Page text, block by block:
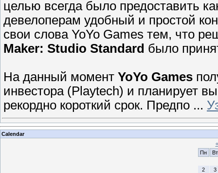
целью всегда было предоставить
девелоперам удобный и простой
свои слова YoYo Games тем, что
Maker: Studio Standard было
На данный момент YoYo Games
инвестора (Playtech) и планирует
рекордно короткий срок. Предпо ...
Calendar
«
Пн
Вт
2
3